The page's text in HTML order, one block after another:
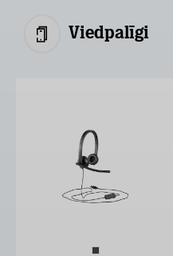
Viedpalīgi